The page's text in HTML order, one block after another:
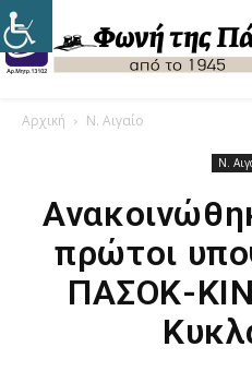
Αρχική Ν. Αιγαίο
Ν.
πρώτοι
ΠΑΣΟΚ-